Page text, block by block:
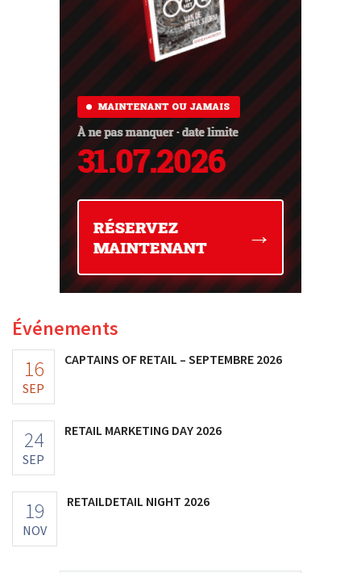
Événements
16
SEP
CAPTAINS OF RETAIL – SEPTEMBRE 2026
24
SEP
RETAIL MARKETING DAY 2026
19
NOV
RETAILDETAIL NIGHT 2026